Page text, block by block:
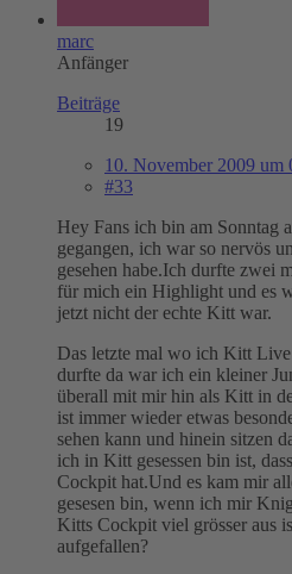
marc
Anfänger
Beiträge
19
10. November 2009 um
#33
Hey Fans ich bin am Sonntag
gegangen, ich war so nervös
gesehen habe.Ich durfte zwei
für mich ein Highlight und es
jetzt nicht der echte Kitt war.
Das letzte mal wo ich Kitt Live
durfte da war ich ein kleiner
überall mit mir hin als Kitt in
ist immer wieder etwas
sehen kann und hinein sitzen
ich in Kitt gesessen bin ist,
Cockpit hat.Und es kam mir
gesesen bin, wenn ich mir
Kitts Cockpit viel grösser aus
aufgefallen?